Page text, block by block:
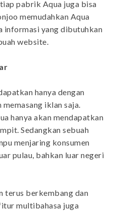
pabrik Aqua juga bisa
memudahkan Aqua
informasi yang dibutuhkan
website.
hanya dengan
iklan saja.
hanya akan mendapatkan
Sedangkan sebuah
menjaring konsumen
pulau, bahkan luar negeri
terus berkembang dan
multibahasa juga